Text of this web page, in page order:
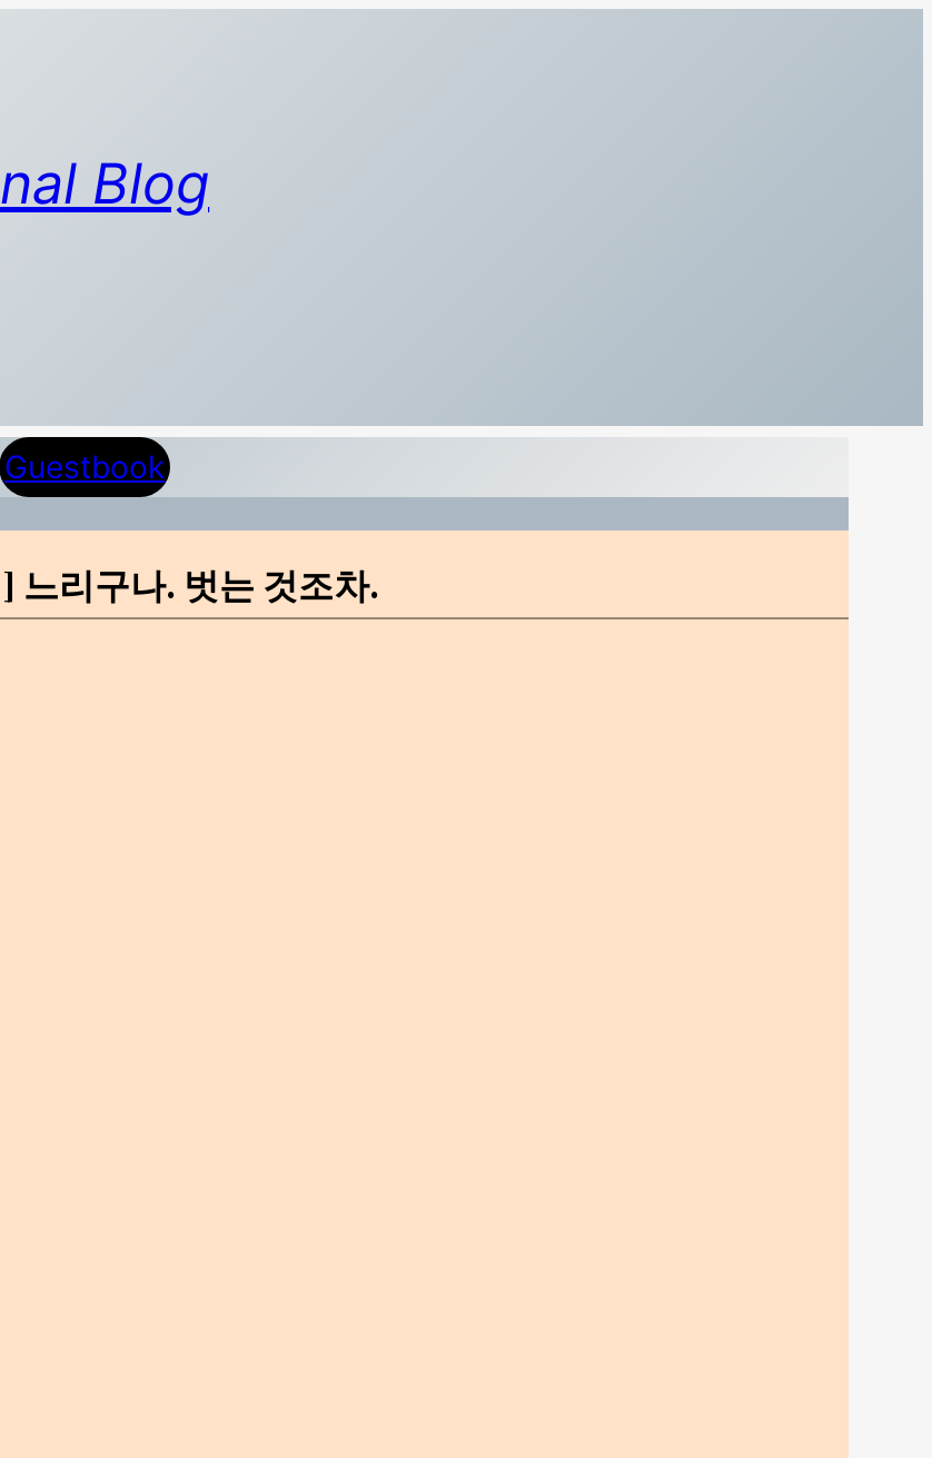
Blog
Guestbook
느리구나. 벗는 것조차.